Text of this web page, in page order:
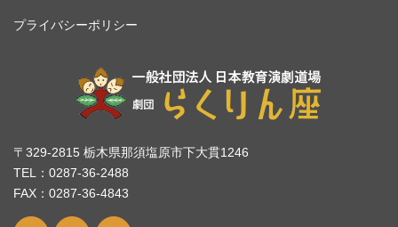
プライバシーポリシー
〒329-2815 栃木県那須塩原市下大貫1246
TEL：0287-36-2488
FAX：0287-36-4843